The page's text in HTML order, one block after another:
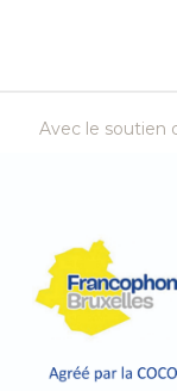
Avec le soutien